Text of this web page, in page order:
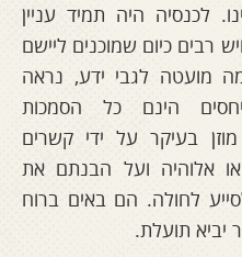
לכנסיה היה תמיד עניין
רבים כיום שמוכנים ליישם
מועטה לגבי ידע, נראה
הינם כל הסמכות
בעיקר על ידי קשרים
או אלוהיה ועל הבנתם את
לחולה. הם באים ברוח
יביא תועלת.